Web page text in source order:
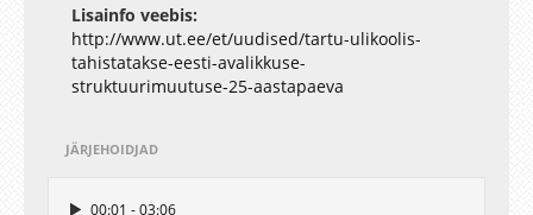
Lisainfo veebis:
http://www.ut.ee/et/uudised/tartu-ulikoolis-
tahistatakse-eesti-avalikkuse-
struktuurimuutuse-25-aastapaeva
JÄRJEHOIDJAD
00:01 - 03:06